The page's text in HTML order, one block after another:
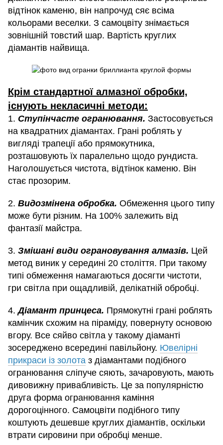
відтінок каменю, він напрочуд сяє всіма
кольорами веселки. З самоцвіту знімається
зовнішній товстий шар. Вартість круглих
діамантів найвища.
Крім стандартної алмазної обробки,
існують некласичні методи:
1. Ступінчасте огранювання. Застосовується
на квадратних діамантах. Грані роблять у
вигляді трапеції або прямокутника,
розташовують їх паралельно щодо рундиста.
Наголошується чистота, відтінок каменю. Він
стає прозорим.
2. Видозмінена обробка. Обмеження цього типу
може бути різним. На 100% залежить від
фантазії майстра.
3. Змішані види ограновування алмазів. Цей
метод виник у середині 20 століття. При такому
типі обмеження намагаються досягти чистоти,
гри світла при ощадливій, делікатній обробці.
4.Діамант принцеса. Прямокутні грані роблять
камінчик схожим на піраміду, повернуту основою
вгору. Все сяйво світла у такому діаманті
зосереджено всередині павільйону. Ювелірні
прикраси із золота з діамантами подібного
огранювання сліпуче сяють, зачаровують, мають
дивовижну привабливість. Це за популярністю
друга форма огранювання каміння
дорогоцінного. Самоцвіти подібного типу
коштують дешевше круглих діамантів, оскільки
втрати сировини при обробці менше.